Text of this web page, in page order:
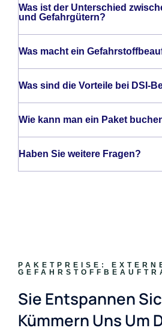
Was ist der Unterschied
und Gefahrgütern?
Was macht ein
Was sind die Vorteile bei DSI-
Wie kann man ein Paket
Haben Sie weitere Fragen?
PAKETPREISE:
Sie Entspannen
Kümmern Uns Um